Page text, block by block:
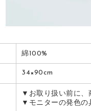
綿100%
34×90cm
▼お取り扱い前に、
▼モニターの発色の